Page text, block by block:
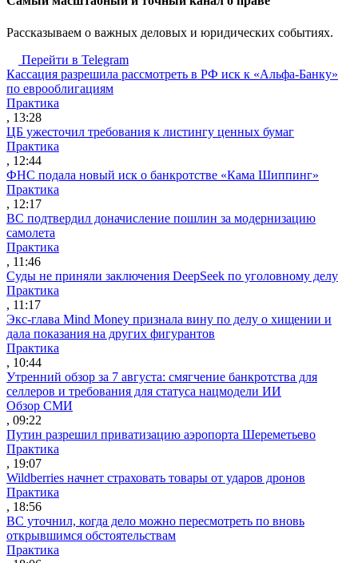
Рассказываем о важных деловых и юридических событиях.
Перейти в Telegram
Кассация разрешила рассмотреть в РФ иск к «Альфа-Банку»
по еврооблигациям
Практика
, 13:28
ЦБ ужесточил требования к листингу ценных бумаг
Практика
, 12:44
ФНС подала новый иск о банкротстве «Кама Шиппинг»
Практика
, 12:17
ВС подтвердил доначисление пошлин за модернизацию
самолета
Практика
, 11:46
Суды не приняли заключения DeepSeek по уголовному делу
Практика
, 11:17
Экс-глава Mind Money признала вину по делу о хищении и
дала показания на других фигурантов
Практика
, 10:44
Утренний обзор за 7 августа: смягчение банкротства для
селлеров и требования для статуса нацмодели ИИ
Обзор СМИ
, 09:22
Путин разрешил приватизацию аэропорта Шереметьево
Практика
, 19:07
Wildberries начнет страховать товары от ударов дронов
Практика
, 18:56
ВС уточнил, когда дело можно пересмотреть по вновь
открывшимся обстоятельствам
Практика